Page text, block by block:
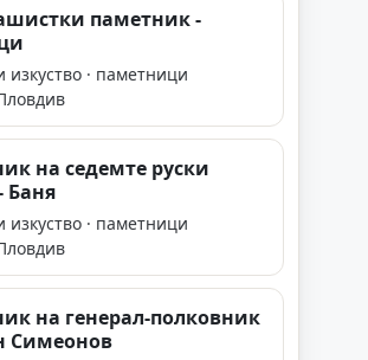
паметник -
изкуство · паметници
на седемте руски
Баня
изкуство · паметници
на генерал-полковник
Симеонов